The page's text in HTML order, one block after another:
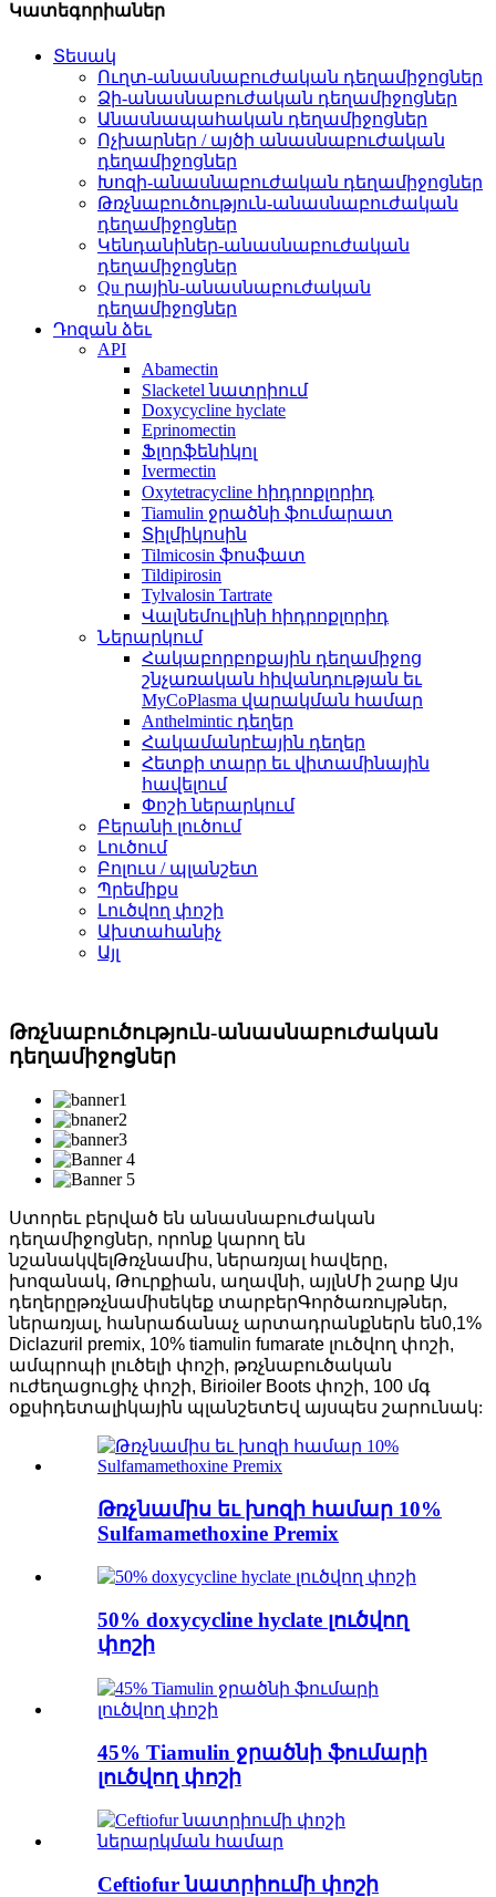
Կատեգորիաներ
Տեսակ
Ուղտ-անասնաբուժական դեղամիջոցներ
Ձի-անասնաբուժական դեղամիջոցներ
Անասնապահական դեղամիջոցներ
Ոչխարներ / այծի անասնաբուժական
դեղամիջոցներ
Խոզի-անասնաբուժական դեղամիջոցներ
Թռչնաբուծություն-անասնաբուժական
դեղամիջոցներ
Կենդանիներ-անասնաբուժական
դեղամիջոցներ
Qu րային-անասնաբուժական
դեղամիջոցներ
Դոզան ձեւ
API
Abamectin
Slacketel նատրիում
Doxycycline hyclate
Eprinomectin
Ֆլորֆենիկոլ
Ivermectin
Oxytetracycline հիդրոքլորիդ
Tiamulin ջրածնի ֆումարատ
Տիլմիկոսին
Tilmicosin ֆոսֆատ
Tildipirosin
Tylvalosin Tartrate
Վալնեմուլինի հիդրոքլորիդ
Ներարկում
Հակաբորբոքային դեղամիջոց
շնչառական հիվանդության եւ
MyCoPlasma վարակման համար
Anthelmintic դեղեր
Հակամանրէային դեղեր
Հետքի տարր եւ վիտամինային
հավելում
Փոշի ներարկում
Բերանի լուծում
Լուծում
Բոլուս / պլանշետ
Պրեմիքս
Լուծվող փոշի
Ախտահանիչ
Այլ
Թռչնաբուծություն-անասնաբուժական
դեղամիջոցներ
Ստորեւ բերված են անասնաբուժական
դեղամիջոցներ, որոնք կարող են
նշանակվելԹռչնամիս, ներառյալ հավերը,
խոզանակ, Թուրքիան, աղավնի, այլնՄի շարք Այս
դեղերըթռչնամիսեկեք տարբերԳործառույթներ,
ներառյալ, հանրաճանաչ արտադրանքներն են0,1%
Diclazuril premix, 10% tiamulin fumarate լուծվող փոշի,
ամպրոպի լուծելի փոշի, թռչնաբուծական
ուժեղացուցիչ փոշի, Birioiler Boots փոշի, 100 մգ
օքսիդետալիկային պլանշետԵվ այսպես շարունակ:
Թռչնամիս եւ խոզի համար 10%
Sulfamamethoxine Premix
50% doxycycline hyclate լուծվող
փոշի
45% Tiamulin ջրածնի ֆումարի
լուծվող փոշի
Ceftiofur նատրիումի փոշի